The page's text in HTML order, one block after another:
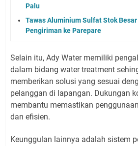
Palu
Tawas Aluminium Sulfat Stok
Pengiriman ke Parepare
Selain itu, Ady Water memiliki
dalam bidang water treatment
memberikan solusi yang sesuai
pelanggan di lapangan. Dukungan
membantu memastikan
dan efisien.
Keunggulan lainnya adalah sistem